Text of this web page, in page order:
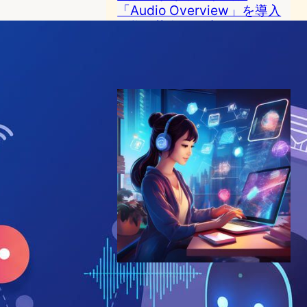
「Audio Overview」を導入
– 学習革命の到来か
Google NotebookLM、AIポ
ッドキャスト機能とカスタム